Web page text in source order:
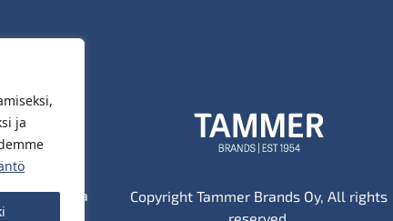
ja
ja
Copyright Tammer Brands Oy, All rights